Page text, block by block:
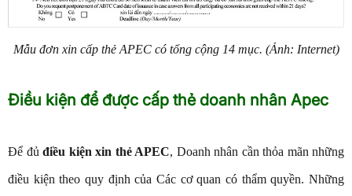
Mẫu đơn xin cấp thẻ APEC có tổng cộng 14 mục. (Ảnh: Internet)
Điều kiện để được cấp thẻ doanh nhân Apec
Để đủ điều kiện xin thẻ APEC, Doanh nhân cần thỏa mãn những
điều kiện theo quy định của Các cơ quan có thẩm quyền. Những